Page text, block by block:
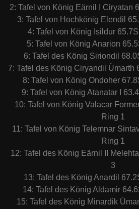
2: Tafel von König Eärnil I Ciryatan
3: Tafel von Hochkönig Elendil
4: Tafel von König Isildur
5: Tafel von König Anarion
6: Tafel des König Siriondil
7: Tafel des König Ciryandil Ùmarth
8: Tafel von König Ondoher
9: Tafel von König Atanatar I
10: Tafel von König Valacar
Ring 1
11: Tafel von König Telemnar
Ring 1
12: Tafel des König Eärnil II
3
13: Tafel des König Anardil
14: Tafel des König Aldamir
15: Tafel des König Minardik